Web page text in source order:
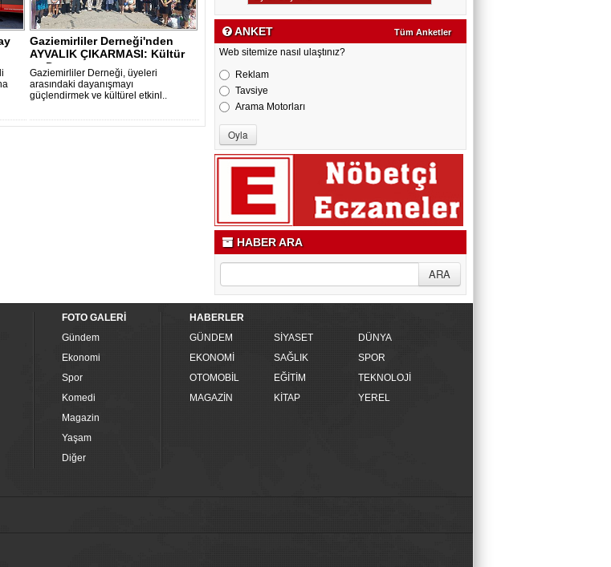
Gaziemirliler Derneği'nden
AYVALIK ÇIKARMASI: Kültür
ve Dost..
Gaziemirliler Derneği, üyeleri
arasındaki dayanışmayı
güçlendirmek ve kültürel etkinl..
ANKET Tüm Anketler
Web sitemize nasıl ulaştınız?
Reklam
Tavsiye
Arama Motorları
HABER ARA
FOTO GALERİ
Gündem
Ekonomi
Spor
Komedi
Magazin
Yaşam
Diğer
HABERLER
GÜNDEM
SİYASET
DÜNYA
EKONOMİ
SAĞLIK
SPOR
OTOMOBİL
EĞİTİM
TEKNOLOJİ
MAGAZİN
KİTAP YEREL